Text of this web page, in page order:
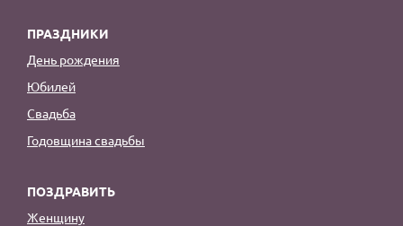
ПРАЗДНИКИ
День рождения
Юбилей
Свадьба
Годовщина свадьбы
ПОЗДРАВИТЬ
Женщину